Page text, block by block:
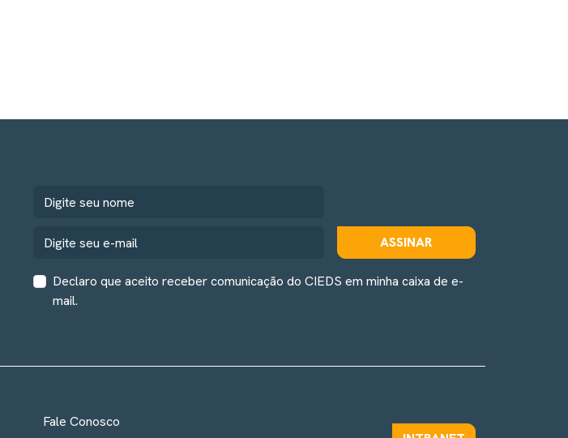
ASSINAR
Declaro que aceito receber comunicação do CIEDS em minha caixa de e-
mail.
Fale Conosco